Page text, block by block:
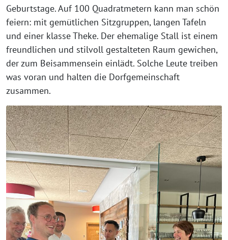
Geburtstage. Auf 100 Quadratmetern kann man schön
feiern: mit gemütlichen Sitzgruppen, langen Tafeln
und einer klasse Theke. Der ehemalige Stall ist einem
freundlichen und stilvoll gestalteten Raum gewichen,
der zum Beisammensein einlädt. Solche Leute treiben
was voran und halten die Dorfgemeinschaft
zusammen.